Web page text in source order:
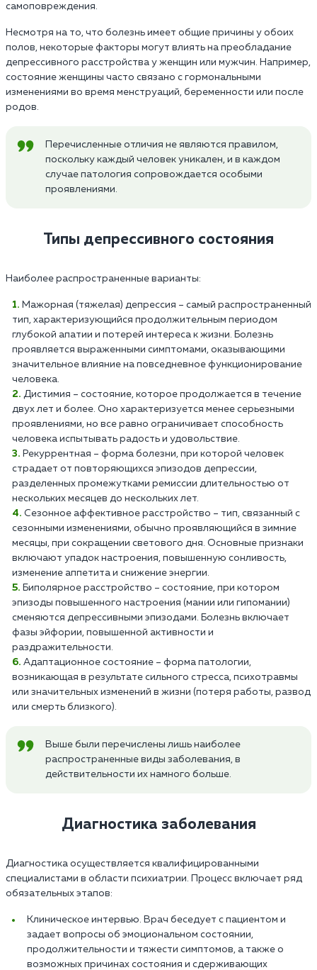
самоповреждения.
Несмотря на то, что болезнь имеет общие причины у обоих
полов, некоторые факторы могут влиять на преобладание
депрессивного расстройства у женщин или мужчин. Например,
состояние женщины часто связано с гормональными
изменениями во время менструаций, беременности или после
родов.
Перечисленные отличия не являются правилом,
поскольку каждый человек уникален, и в каждом
случае патология сопровождается особыми
проявлениями.
Типы депрессивного состояния
Наиболее распространенные варианты:
Мажорная (тяжелая) депрессия – самый распространенный
тип, характеризующийся продолжительным периодом
глубокой апатии и потерей интереса к жизни. Болезнь
проявляется выраженными симптомами, оказывающими
значительное влияние на повседневное функционирование
человека.
Дистимия – состояние, которое продолжается в течение
двух лет и более. Оно характеризуется менее серьезными
проявлениями, но все равно ограничивает способность
человека испытывать радость и удовольствие.
Рекуррентная – форма болезни, при которой человек
страдает от повторяющихся эпизодов депрессии,
разделенных промежутками ремиссии длительностью от
нескольких месяцев до нескольких лет.
Сезонное аффективное расстройство – тип, связанный с
сезонными изменениями, обычно проявляющийся в зимние
месяцы, при сокращении светового дня. Основные признаки
включают упадок настроения, повышенную сонливость,
изменение аппетита и снижение энергии.
Биполярное расстройство – состояние, при котором
эпизоды повышенного настроения (мании или гипомании)
сменяются депрессивными эпизодами. Болезнь включает
фазы эйфории, повышенной активности и
раздражительности.
Адаптационное состояние – форма патологии,
возникающая в результате сильного стресса, психотравмы
или значительных изменений в жизни (потеря работы, развод
или смерть близкого).
Выше были перечислены лишь наиболее
распространенные виды заболевания, в
действительности их намного больше.
Диагностика заболевания
Диагностика осуществляется квалифицированными
специалистами в области психиатрии. Процесс включает ряд
обязательных этапов:
Клиническое интервью. Врач беседует с пациентом и
задает вопросы об эмоциональном состоянии,
продолжительности и тяжести симптомов, а также о
возможных причинах состояния и сдерживающих